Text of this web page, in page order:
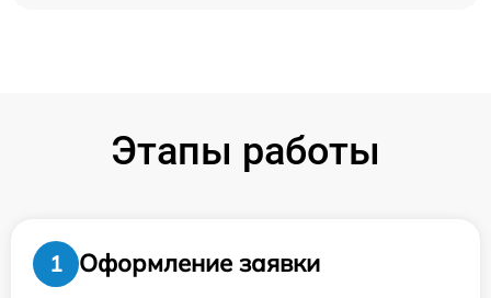
Этапы работы
1
Оформление заявки